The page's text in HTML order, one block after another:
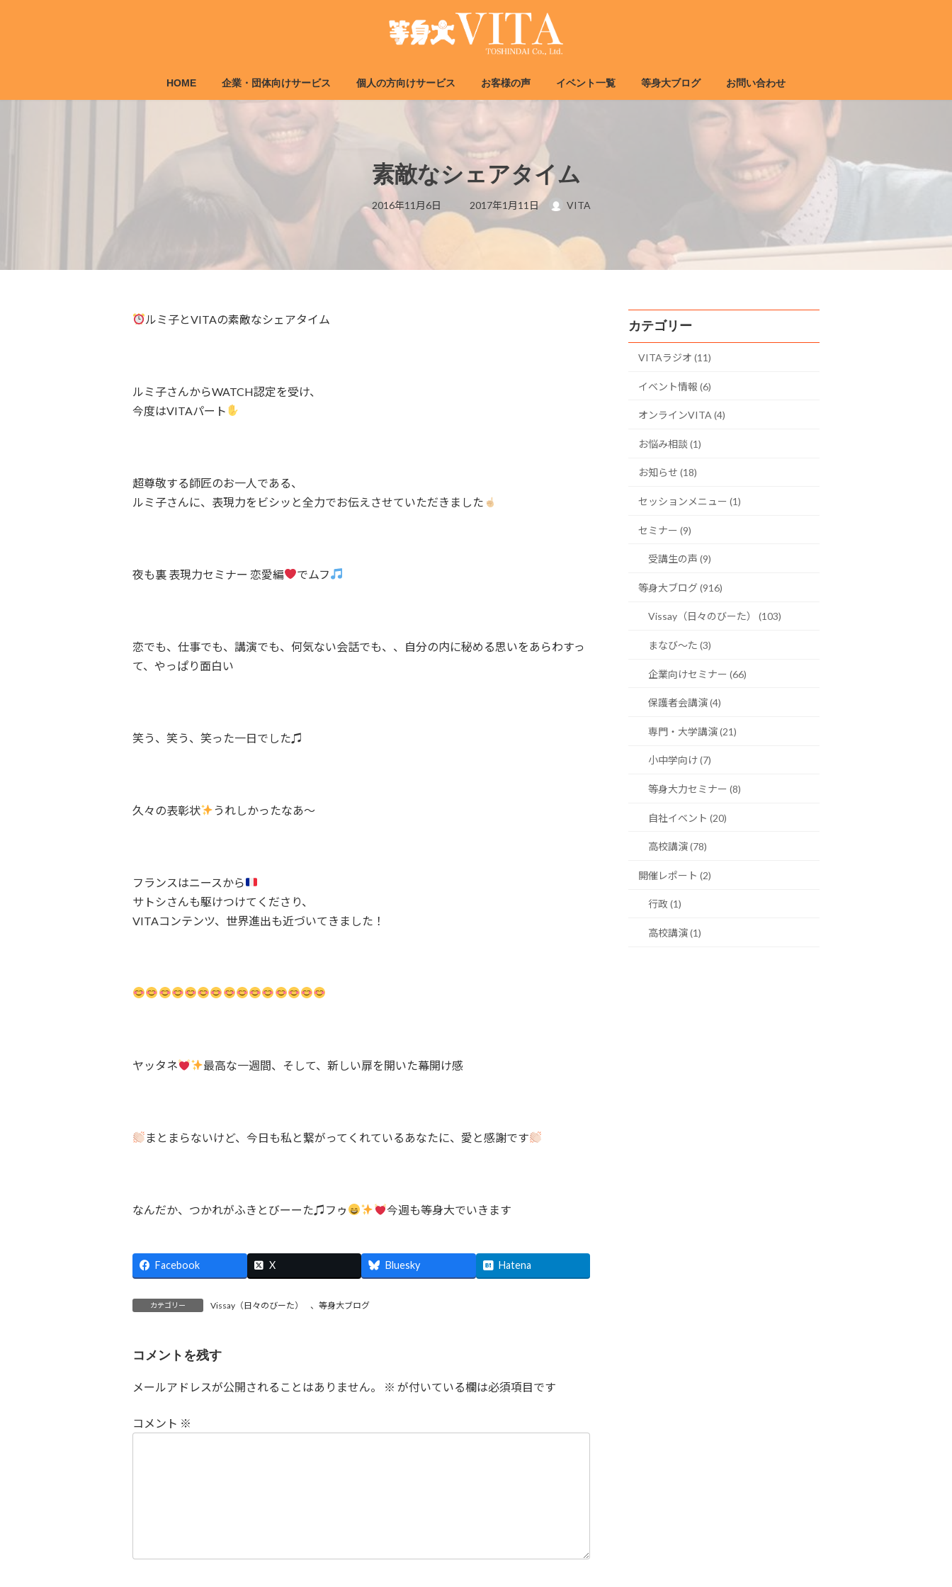
HOME 企業・団体向けサービス 個人の方向けサービス お客様の声 イベント一覧 等身大ブログ お問い合わせ
素敵なシェアタイム
2016年11月6日
最
終
更
新
2017年1月11日 VITA
ルミ子とVITAの素敵なシェアタイム
ルミ子さんからWATCH認定を受け、
今度はVITAパート
超尊敬する師匠のお一人である、
ルミ子さんに、表現力をビシッと全力でお伝えさせていただきました
夜も裏 表現力セミナー 恋愛編 でムフ
恋でも、仕事でも、講演でも、何気ない会話でも、、自分の内に秘める思いをあらわすっ
て、やっぱり面白い
笑う、笑う、笑った一日でした♫
久々の表彰状 うれしかったなあ〜
フランスはニースから
サトシさんも駆けつけてくださり、
VITAコンテンツ、世界進出も近づいてきました！
ヤッタネ 最高な一週間、そして、新しい扉を開いた幕開け感
まとまらないけど、今日も私と繋がってくれているあなたに、愛と感謝です
なんだか、つかれがふきとびーーた♫フゥ 今週も等身大でいきます
Facebook X Bluesky Hatena
カテゴリー Vissay（日々のびーた） 、 等身大ブログ
コメントを残す
メールアドレスが公開されることはありません。 ※ が付いている欄は必須項目です
コメント ※
カテゴリー
VITAラジオ (11)
イベント情報 (6)
オンラインVITA (4)
お悩み相談 (1)
お知らせ (18)
セッションメニュー (1)
セミナー (9)
受講生の声 (9)
等身大ブログ (916)
Vissay（日々のびーた） (103)
まなび〜た (3)
企業向けセミナー (66)
保護者会講演 (4)
専門・大学講演 (21)
小中学向け (7)
等身大力セミナー (8)
自社イベント (20)
高校講演 (78)
開催レポート (2)
行政 (1)
高校講演 (1)